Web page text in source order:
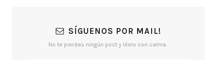
SÍGUENOS POR MAIL!
No te pierdas ningún post y léelo con calma .